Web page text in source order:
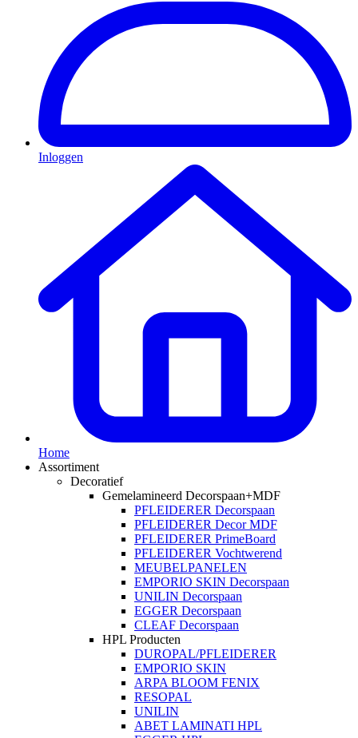
Inloggen
Home
Assortiment
Decoratief
Gemelamineerd Decorspaan+MDF
PFLEIDERER Decorspaan
PFLEIDERER Decor MDF
PFLEIDERER PrimeBoard
PFLEIDERER Vochtwerend
MEUBELPANELEN
EMPORIO SKIN Decorspaan
UNILIN Decorspaan
EGGER Decorspaan
CLEAF Decorspaan
HPL Producten
DUROPAL/PFLEIDERER
EMPORIO SKIN
ARPA BLOOM FENIX
RESOPAL
UNILIN
ABET LAMINATI HPL